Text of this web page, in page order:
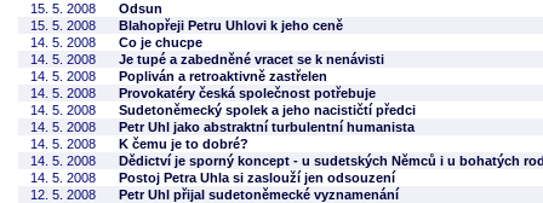
15. 5. 2008
Odsun
15. 5. 2008
Blahopřeji Petru Uhlovi k jeho ceně
14. 5. 2008
Co je chucpe
14. 5. 2008
Je tupé a zabedněné vracet se k nenávisti
14. 5. 2008
Popliván a retroaktivně zastřelen
14. 5. 2008
Provokatéry česká společnost potřebuje
14. 5. 2008
Sudetoněmecký spolek a jeho nacističtí předci
14. 5. 2008
Petr Uhl jako abstraktní turbulentní humanista
14. 5. 2008
K čemu je to dobré?
14. 5. 2008
Dědictví je sporný koncept - u sudetských Němců i u bohatých
14. 5. 2008
Postoj Petra Uhla si zaslouží jen odsouzení
12. 5. 2008
Petr Uhl přijal sudetoněmecké vyznamenání